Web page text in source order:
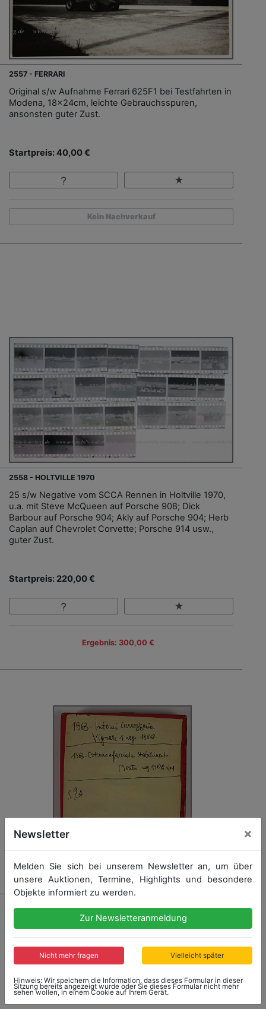
2557 - FERRARI
Original s/w Aufnahme Ferrari 625F1 bei Testfahrten in
Modena, 18x24cm, leichte Gebrauchsspuren,
ansonsten guter Zust.
Startpreis: 40,00 €
Kein Nachverkauf
2558 - HOLTVILLE 1970
25 s/w Negative vom SCCA Rennen in Holtville 1970,
u.a. mit Steve McQueen auf Porsche 908; Dick
Barbour auf Porsche 904; Akly auf Porsche 904; Herb
Caplan auf Chevrolet Corvette; Porsche 914 usw.,
guter Zust.
Startpreis: 220,00 €
Ergebnis: 300,00 €
1963 Konv. 5 s/w Glasnegative "Carrozzeria Moretti"
Newsletter ×
Melden Sie sich bei unserem Newsletter an, um über
unsere Auktionen, Termine, Highlights und besondere
Objekte informiert zu werden.
Zur Newsletteranmeldung
Nicht mehr fragen Vielleicht später
Hinweis: Wir speichern die Information, dass dieses Formular in dieser
Sitzung bereits angezeigt wurde oder Sie dieses Formular nicht mehr
sehen wollen, in einem Cookie auf Ihrem Gerät.